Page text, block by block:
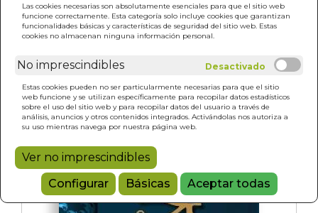
Las cookies necesarias son absolutamente esenciales para que el sitio web
funcione correctamente. Esta categoría solo incluye cookies que garantizan
funcionalidades básicas y características de seguridad del sitio web. Estas
cookies no almacenan ninguna información personal.
No imprescindibles
Estas cookies pueden no ser particularmente necesarias para que el sitio
web funcione y se utilizan específicamente para recopilar datos estadísticos
sobre el uso del sitio web y para recopilar datos del usuario a través de
análisis, anuncios y otros contenidos integrados. Activándolas nos autoriza a
su uso mientras navega por nuestra página web.
Ver no imprescindibles
Configurar
Básicas Aceptar todas